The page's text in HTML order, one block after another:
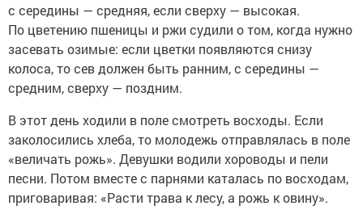
с середины — средняя, если сверху — высокая.
По цветению пшеницы и ржи судили о том, когда нужно
засевать озимые: если цветки появляются снизу
колоса, то сев должен быть ранним, с середины —
средним, сверху — поздним.
В этот день ходили в поле смотреть восходы. Если
заколосились хлеба, то молодежь отправлялась в поле
«величать рожь». Девушки водили хороводы и пели
песни. Потом вместе с парнями каталась по восходам,
приговаривая: «Расти трава к лесу, а рожь к овину».